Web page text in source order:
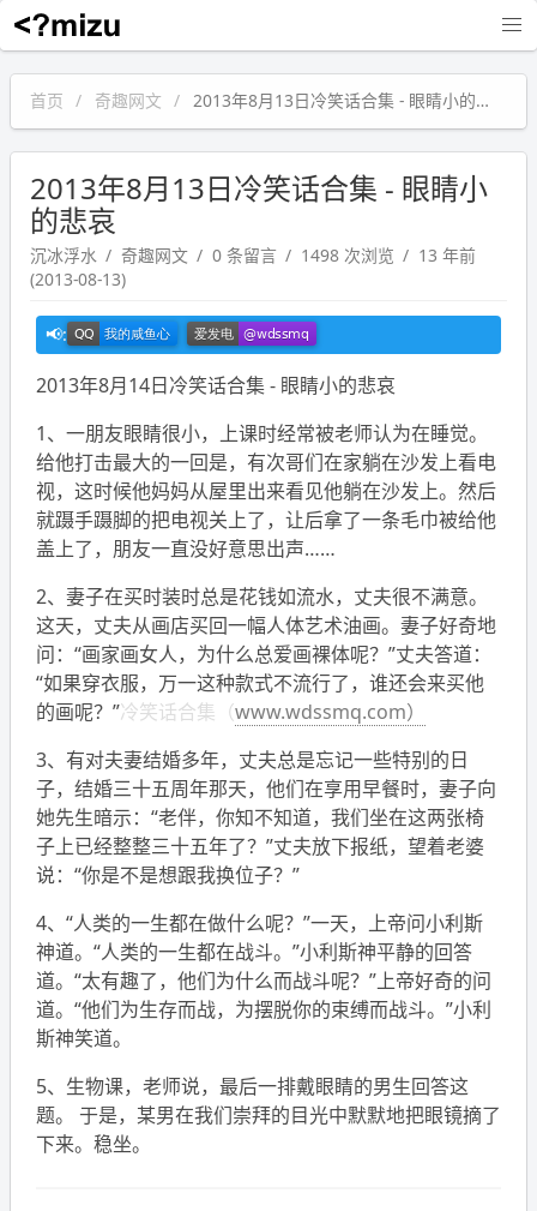
沉冰浮水
首页 奇趣网文 2013年8月13日冷笑话合集 - 眼睛小的悲哀
2013年8月13日冷笑话合集 - 眼睛小
的悲哀
沉冰浮水 奇趣网文 0 条留言 1498 次浏览
13 年前
(2013-08-13)
2013年8月14日冷笑话合集 - 眼睛小的悲哀
1、一朋友眼睛很小，上课时经常被老师认为在睡觉。
给他打击最大的一回是，有次哥们在家躺在沙发上看电
视，这时候他妈妈从屋里出来看见他躺在沙发上。然后
就蹑手蹑脚的把电视关上了，让后拿了一条毛巾被给他
盖上了，朋友一直没好意思出声……
2、妻子在买时装时总是花钱如流水，丈夫很不满意。
这天，丈夫从画店买回一幅人体艺术油画。妻子好奇地
问：“画家画女人，为什么总爱画裸体呢？”丈夫答道：
“如果穿衣服，万一这种款式不流行了，谁还会来买他
的画呢？”冷笑话合集（www.wdssmq.com）
3、有对夫妻结婚多年，丈夫总是忘记一些特别的日
子，结婚三十五周年那天，他们在享用早餐时，妻子向
她先生暗示：“老伴，你知不知道，我们坐在这两张椅
子上已经整整三十五年了？”丈夫放下报纸，望着老婆
说：“你是不是想跟我换位子？”
4、“人类的一生都在做什么呢？”一天，上帝问小利斯
神道。“人类的一生都在战斗。”小利斯神平静的回答
道。“太有趣了，他们为什么而战斗呢？”上帝好奇的问
道。“他们为生存而战，为摆脱你的束缚而战斗。”小利
斯神笑道。
5、生物课，老师说，最后一排戴眼睛的男生回答这
题。 于是，某男在我们崇拜的目光中默默地把眼镜摘了
下来。稳坐。